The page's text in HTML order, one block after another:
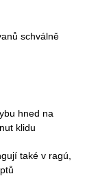
schválně
hned na
klidu
také v ragú,